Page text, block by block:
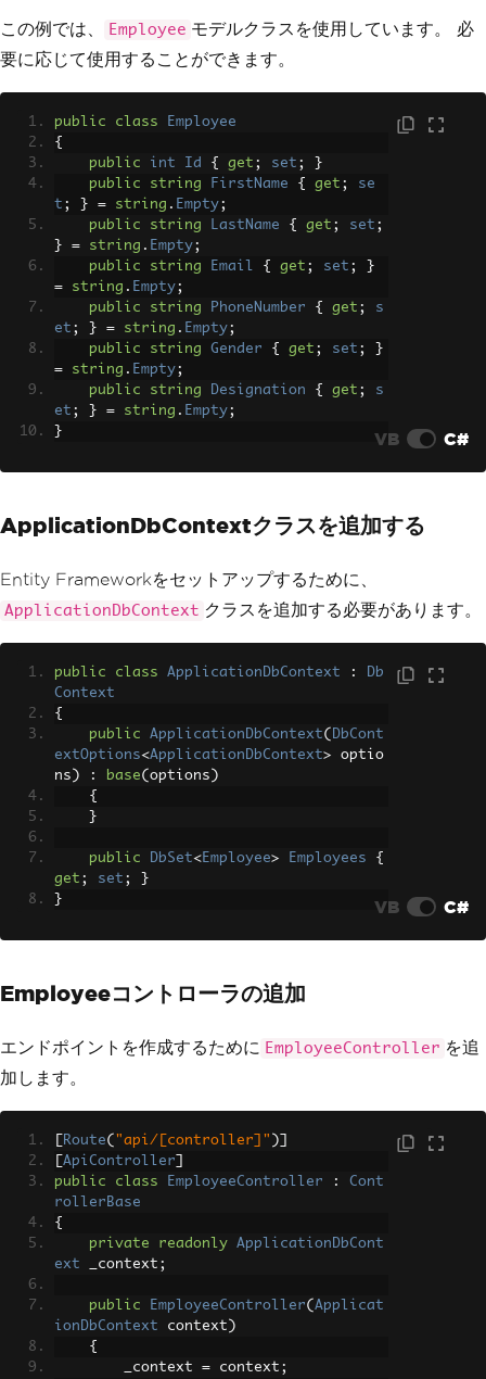
この例では、 Employee モデルクラスを使用しています。 必
要に応じて使用することができます。
public class
Employee
{
public
int Id { get ; set ;
}
public
string FirstName { get ;
se
t ; } = string . Empty;
public
string LastName { get ; set ;
}
= string . Empty;
public
string Email { get ; set ;
}
=
string . Empty;
public
string PhoneNumber { get ;
s
et ; } = string . Empty;
public
string Gender { get ; set ;
}
=
string . Empty;
public
string Designation { get ;
s
et ; } = string . Empty;
}
VB C#
ApplicationDbContextクラスを追加する
Entity Frameworkをセットアップするために、
ApplicationDbContext クラスを追加する必要があります。
public class ApplicationDbContext :
Db
Context
{
public
ApplicationDbContext( DbCont
extOptions<ApplicationDbContext> optio
ns ) : base( options )
{
}
public DbSet<Employee> Employees
{
get ; set ;
}
}
VB C#
Employeeコントローラの追加
エンドポイントを作成するために EmployeeController を追
加します。
Route( "api/[controller]" )]
ApiController
public
class EmployeeController :
Cont
rollerBase
{
private
readonly
ApplicationDbCont
ext _context ;
public EmployeeController( Applicat
ionDbContext context )
{
        _context
= context ;